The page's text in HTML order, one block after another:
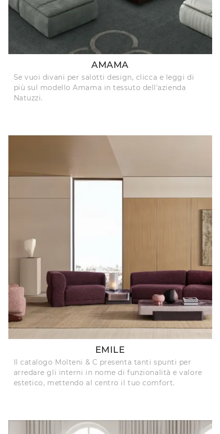
AMAMA
Se vuoi divani per salotti design, clicca e leggi di
più sul modello Amama in tessuto dell'azienda
Natuzzi.
EMILE
Il catalogo Molteni & C presenta tanti spunti per
arredare gli interni in nome di funzionalità e valore
estetico, mettendo al centro il tuo comfort.